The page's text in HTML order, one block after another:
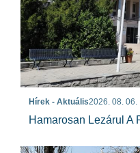
Hírek - Aktuális2026. 08. 06.
Hamarosan Lezárul A